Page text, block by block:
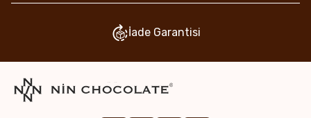
İade Garantisi